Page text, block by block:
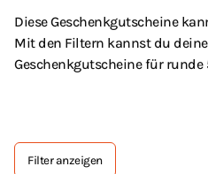
Diese Geschenkgutscheine
Mit den Filtern kannst du
Geschenkgutscheine für runde
Filter anzeigen